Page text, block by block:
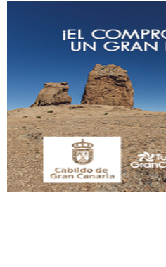
Gato manso encontrado
Este gato macho ha aparecido en la calle
manso y extremadamente cari...
Leales.org » Gran Canaria | 9.7.2025